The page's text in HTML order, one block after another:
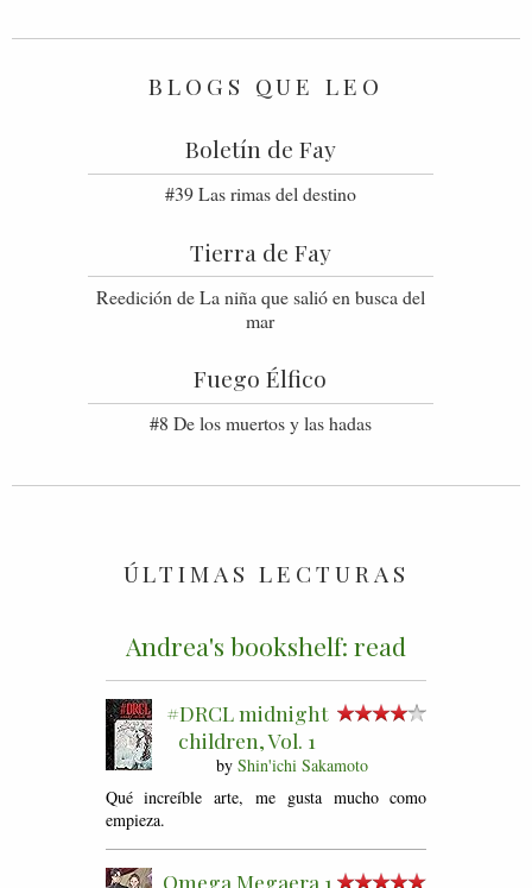
BLOGS QUE LEO
Boletín de Fay
#39 Las rimas del destino
Tierra de Fay
Reedición de La niña que salió en busca del
mar
Fuego Élfico
#8 De los muertos y las hadas
ÚLTIMAS LECTURAS
Andrea's bookshelf: read
#DRCL midnight
children, Vol. 1
by Shin'ichi Sakamoto
Qué increíble arte, me gusta mucho como
empieza.
Omega Megaera 1